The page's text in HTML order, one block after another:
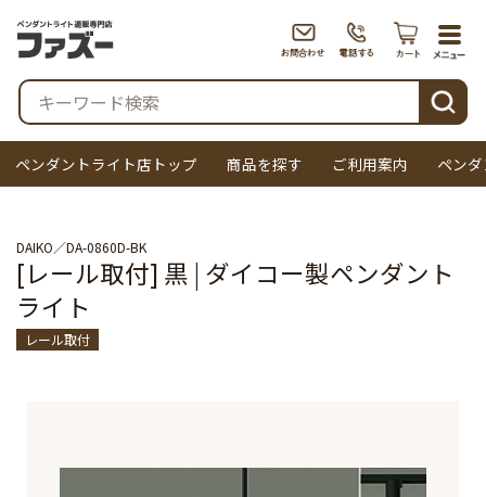
検索
ペンダントライト店トップ 商品を探す ご利用案内 ペン
DAIKO DA-0860D-BK
[レール取付] 黒 | ダイコー製ペンダント
ライト
レール取付